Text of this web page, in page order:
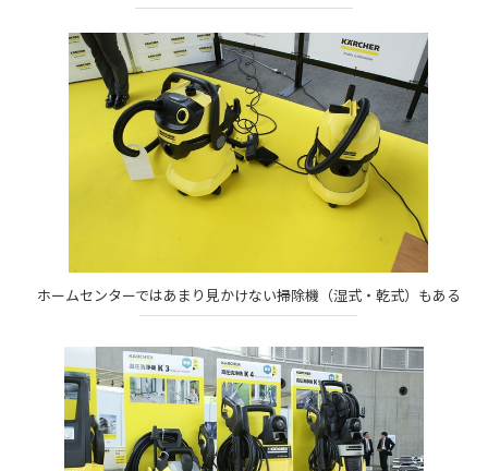
ホームセンターではあまり見かけない掃除機（湿式・乾式）もある